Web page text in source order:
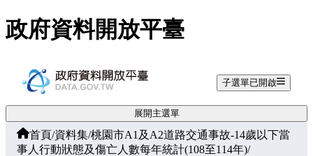
跳至主要內容
政府資料開放平臺
子選單已開啟
展開主選單
首頁/資料集/桃園市A1及A2道路交通事故-14歲以下當
事人行動狀態及傷亡人數每年統計(108至114年)/